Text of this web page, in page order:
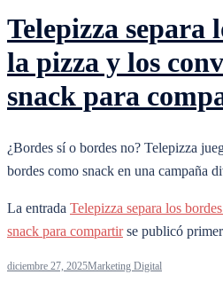
Telepizza separa
la pizza y los
snack para
¿Bordes sí o bordes no? Telepizza
bordes como snack en una campaña
La entrada Telepizza separa los
snack para compartirse publicó
diciembre 27, 2025Marketing Digital